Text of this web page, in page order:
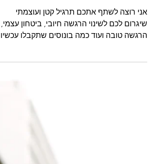
האני הפוטנציאלי שלכם
הרגשה טובה ועוד כמה בונוסים שתקבלו